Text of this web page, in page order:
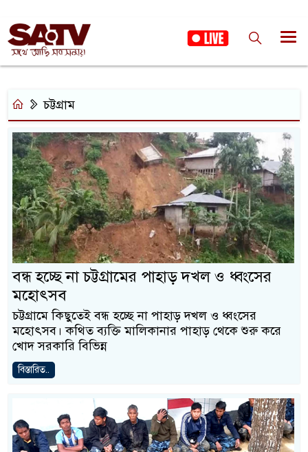
চট্টগ্রাম
বন্ধ হচ্ছে না চট্টগ্রামের পাহাড় দখল ও ধ্বংসের
মহোৎসব
চট্টগ্রামে কিছুতেই বন্ধ হচ্ছে না পাহাড় দখল ও ধ্বংসের
মহোৎসব। কথিত ব্যক্তি মালিকানার পাহাড় থেকে শুরু করে
খোদ সরকারি বিভিন্ন
বিস্তারিত..